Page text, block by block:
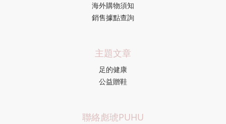
海外購物須知
銷售據點查詢
主題文章
足的健康
公益贈鞋
聯絡彪琥PUHU